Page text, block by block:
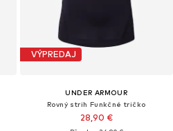
VÝPREDAJ
UNDER ARMOUR
Rovný strih Funkčné tričko
28,90 €